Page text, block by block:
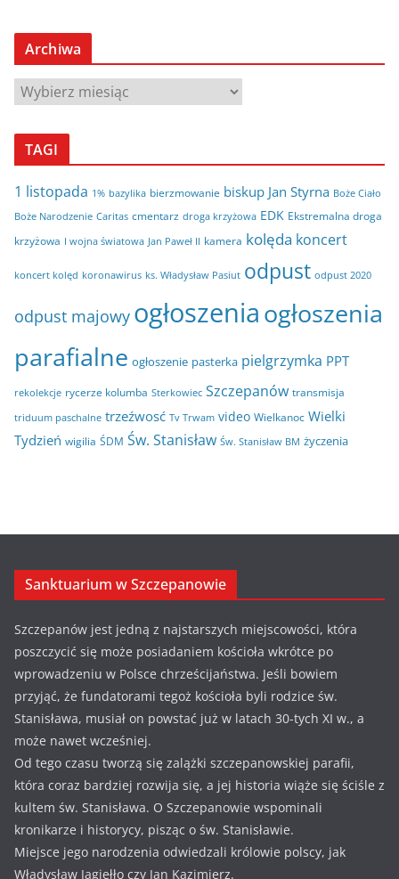
Archiwa
A
r
c
w
a
TAGI
1 listopada 1% bazylika bierzmowanie biskup Jan Styrna Boże Ciało
Boże Narodzenie Caritas cmentarz droga krzyżowa EDK Ekstremalna droga
krzyżowa I wojna światowa Jan Paweł II kamera kolęda koncert
koncert kolęd koronawirus ks. Władysław Pasiut odpust odpust 2020
odpust majowy ogłoszeniaogłoszenia
parafialne ogłoszenie pasterka pielgrzymka PPT
rekolekcje rycerze kolumba Sterkowiec Szczepanów transmisja
triduum paschalne trzeźwosć Tv Trwam video Wielkanoc Wielki
Tydzień wigilia ŚDM Św. Stanisław Św. Stanisław BM życzenia
Sanktuarium w Szczepanowie
Szczepanów jest jedną z najstarszych miejscowości, która
poszczycić się może posiadaniem kościoła wkrótce po
wprowadzeniu w Polsce chrześcijaństwa. Jeśli bowiem
przyjąć, że fundatorami tegoż kościoła byli rodzice św.
Stanisława, musiał on powstać już w latach 30-tych XI w., a
może nawet wcześniej.
Od tego czasu tworzą się zalążki szczepanowskiej parafii,
która coraz bardziej rozwija się, a jej historia wiąże się ściśle z
kultem św. Stanisława. O Szczepanowie wspominali
kronikarze i historycy, pisząc o św. Stanisławie.
Miejsce jego narodzenia odwiedzali królowie polscy, jak
Władysław Jagiełło czy Jan Kazimierz.